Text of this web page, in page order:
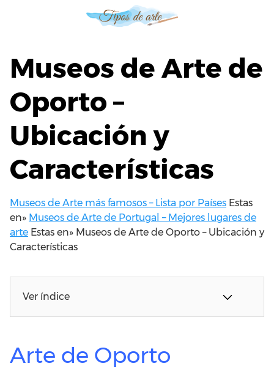
Museos de Arte de
Oporto –
Ubicación y
Características
Museos de Arte más famosos – Lista por Países Estas
en» Museos de Arte de Portugal – Mejores lugares de
arte Estas en» Museos de Arte de Oporto – Ubicación y
Características
Ver índice
Arte de Oporto